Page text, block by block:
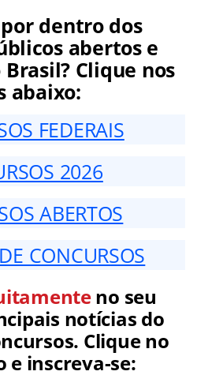
dentro dos
abertos e
Clique nos
abaixo:
FEDERAIS
2026
ABERTOS
CONCURSOS
no seu
notícias do
Clique no
e inscreva-se: